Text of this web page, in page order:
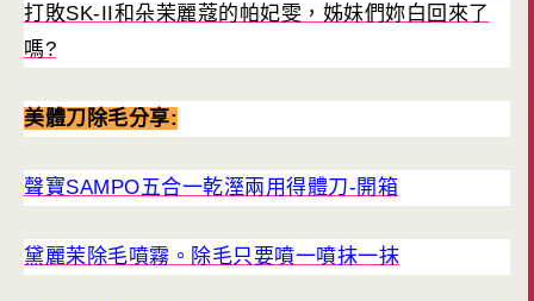
打敗SK-II和朵茉麗蔻的帕妃雯，姊妹們妳白回來了
嗎?
美體刀除毛分享:
聲寶SAMPO五合一乾溼兩用得體刀-開箱
黛麗茉除毛噴霧。除毛只要噴一噴抹一抹